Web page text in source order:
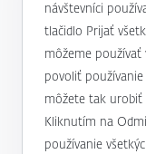
J&T
Kto sme
Unikátny
Užitočné
návštevníci
tlačidlo Prijať
môžeme používať
povoliť
môžete tak urobiť
Kliknutím na
používanie